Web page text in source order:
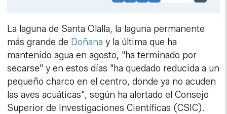
La laguna de Santa Olalla, la laguna permanente
más grande de Doñana y la última que ha
mantenido agua en agosto, "ha terminado por
secarse" y en estos días "ha quedado reducida a un
pequeño charco en el centro, donde ya no acuden
las aves acuáticas", según ha alertado el Consejo
Superior de Investigaciones Científicas (CSIC).